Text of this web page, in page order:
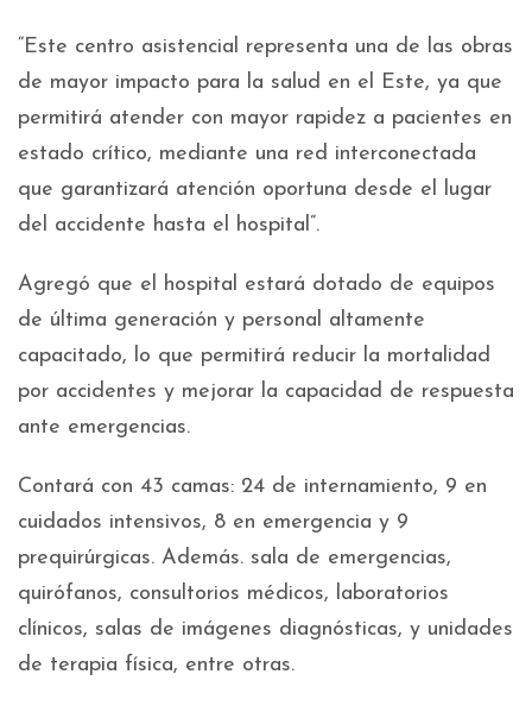
“Este centro asistencial representa una de las obras
de mayor impacto para la salud en el Este, ya que
permitirá atender con mayor rapidez a pacientes en
estado crítico, mediante una red interconectada
que garantizará atención oportuna desde el lugar
del accidente hasta el hospital”.
Agregó que el hospital estará dotado de equipos
de última generación y personal altamente
capacitado, lo que permitirá reducir la mortalidad
por accidentes y mejorar la capacidad de respuesta
ante emergencias.
Contará con 43 camas: 24 de internamiento, 9 en
cuidados intensivos, 8 en emergencia y 9
prequirúrgicas. Además. sala de emergencias,
quirófanos, consultorios médicos, laboratorios
clínicos, salas de imágenes diagnósticas, y unidades
de terapia física, entre otras.